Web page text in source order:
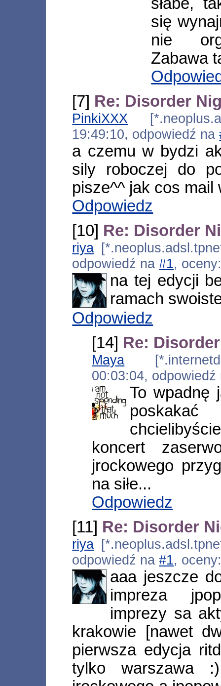
się
nie
Zabawa
[7] Re: Disorder
PinkiXXX
19:49:10, odpowiedź na
a czemu w bydzi
sily roboczej do
pisze^^ jak cos mail
Odpowiedz
[10] Re: Disorder
riya
odpowiedź na#1,
na tej edycji
ramach
Odpowiedz
[14] Re:
Maya
00:03:04,
To wpadnę
koncert
jrockowego
na siłe...
Odpowiedz
[11] Re: Disorder
riya
odpowiedź na#1,
aaa jeszcze
impreza
imprezy sa
krakowie [nawet
pierwsza edycja
tylko warszawa